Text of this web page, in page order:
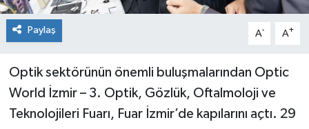
Paylaş A- A+
Optik sektörünün önemli buluşmalarından Optic
World İzmir – 3. Optik, Gözlük, Oftalmoloji ve
Teknolojileri Fuarı, Fuar İzmir’de kapılarını açtı. 29